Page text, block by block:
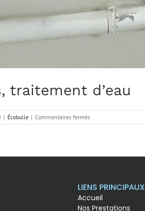
traitement d’eau
| Écobulle | Commentaires fermés
LIENS PRINCIPAUX
Accueil
Nos Prestations